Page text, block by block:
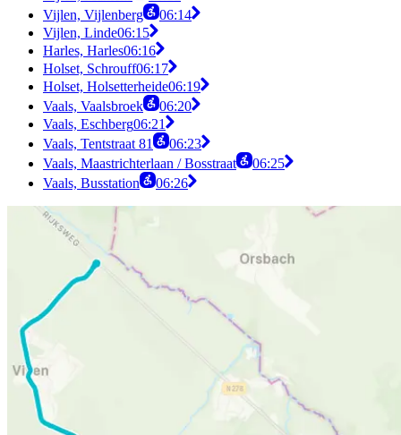
Vijlen, Vijlenberg
06:14
Vijlen, Linde06:15
Harles, Harles06:16
Holset, Schrouff06:17
Holset, Holsetterheide06:19
Vaals, Vaalsbroek
06:20
Vaals, Eschberg06:21
Vaals, Tentstraat 81
06:23
Vaals, Maastrichterlaan / Bosstraat
06:25
Vaals, Busstation
06:26